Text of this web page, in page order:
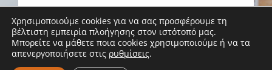
Κάνε εγγραφή στο
Newsletter μας
Χρησιμοποιούμε cookies για να σας προσφέρουμε τη
βέλτιστη εμπειρία πλοήγησης στον ιστότοπό μας.
Μπορείτε να μάθετε ποια cookies χρησιμοποιούμε ή να τα
απενεργοποιήσετε στις ρυθμίσεις.